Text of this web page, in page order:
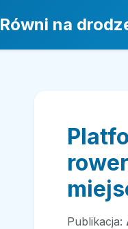
Równi na
Publikacja: